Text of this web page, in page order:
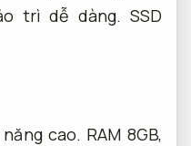
trì dễ dàng. SSD
cao. RAM 8GB,